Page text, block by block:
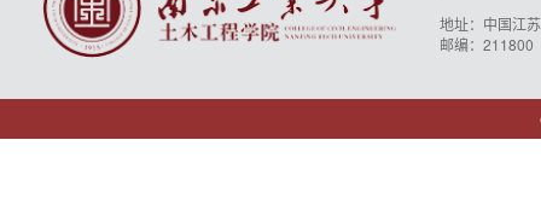
地址：中国江
邮编：